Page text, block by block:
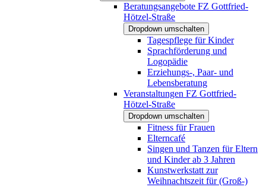
Beratungsangebote FZ Gottfried-
Hötzel-Straße
Dropdown umschalten
Tagespflege für Kinder
Sprachförderung und
Logopädie
Erziehungs-, Paar- und
Lebensberatung
Veranstaltungen FZ Gottfried-
Hötzel-Straße
Dropdown umschalten
Fitness für Frauen
Elterncafé
Singen und Tanzen für Eltern
und Kinder ab 3 Jahren
Kunstwerkstatt zur
Weihnachtszeit für (Groß-)